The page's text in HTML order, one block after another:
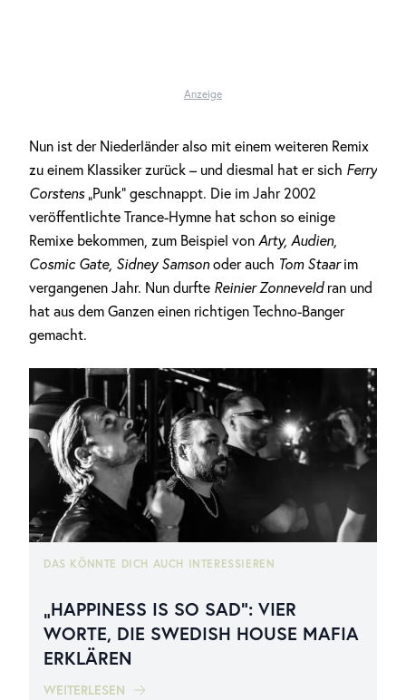
Anzeige
Nun ist der Niederländer also mit einem weiteren Remix
zu einem Klassiker zurück – und diesmal hat er sich Ferry
Corstens„Punk“ geschnappt. Die im Jahr 2002
veröffentlichte Trance-Hymne hat schon so einige
Remixe bekommen, zum Beispiel von Arty, Audien,
Cosmic Gate, Sidney Samsonoder auch Tom Staarim
vergangenen Jahr. Nun durfte Reinier Zonneveld ran und
hat aus dem Ganzen einen richtigen Techno-Banger
gemacht.
DAS KÖNNTE DICH AUCH INTERESSIEREN
„HAPPINESS IS SO SAD“: VIER
WORTE, DIE SWEDISH HOUSE MAFIA
ERKLÄREN
WEITERLESEN